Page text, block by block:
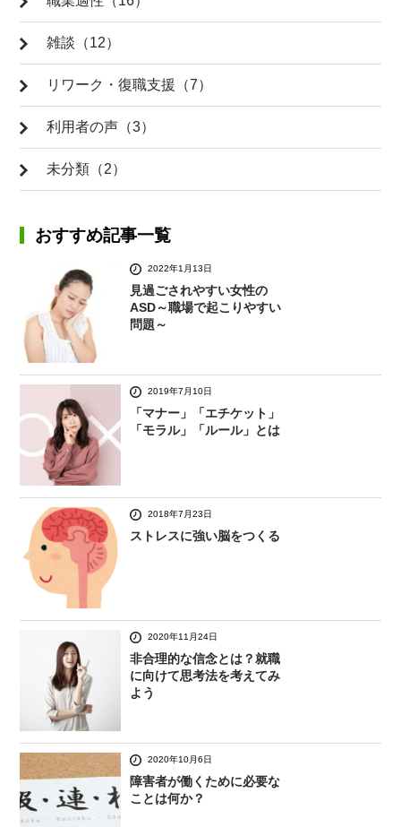
雑談（12）
リワーク・復職支援（7）
利用者の声（3）
未分類（2）
おすすめ記事一覧
2022年1月13日
見過ごされやすい女性の
ASD～職場で起こりやすい
問題～
2019年7月10日
「マナー」「エチケット」
「モラル」「ルール」とは
2018年7月23日
ストレスに強い脳をつくる
2020年11月24日
非合理的な信念とは？就職
に向けて思考法を考えてみ
よう
2020年10月6日
障害者が働くために必要な
ことは何か？